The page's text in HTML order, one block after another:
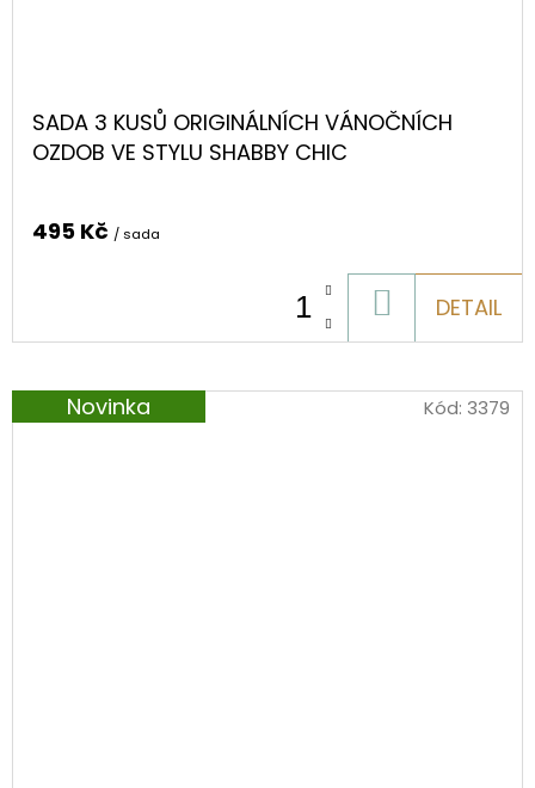
SADA 3 KUSŮ ORIGINÁLNÍCH VÁNOČNÍCH
OZDOB VE STYLU SHABBY CHIC
495 Kč / sada
KOŠÍKU
DETAIL
Novinka Kód: 3379